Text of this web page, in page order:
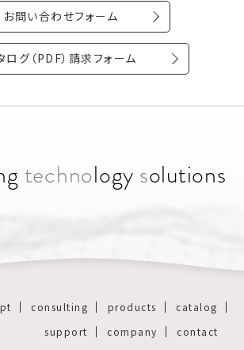
お問い合わせフォーム
ログ（PDF）請求フォーム
technology solutions
consulting products
catalog
support
company
contact